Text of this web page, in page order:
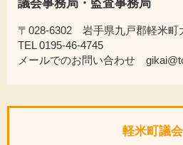
議会事務局・監査事務局
〒028-6302 岩手県九戸郡軽米町
TEL 0195-46-4745
メールでのお問い合わせ
軽米町議会